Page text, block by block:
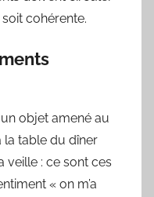
cohérente.
objet amené au
la table du dîner
veille : ce sont ces
« on m’a